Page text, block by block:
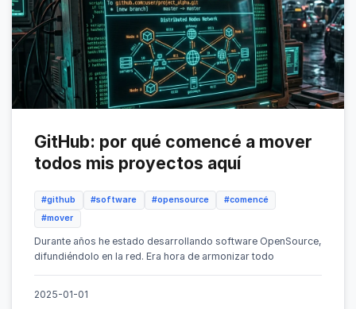
GitHub: por qué comencé a mover
todos mis proyectos aquí
#github #software #opensource
#comencé
#mover
Durante años he estado desarrollando software OpenSource,
difundiéndolo en la red. Era hora de armonizar todo
2025-01-01